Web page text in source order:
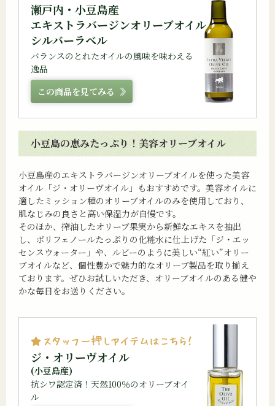
瀬戸内・小豆島産
エキストラバージンオリーブオイル
シルバーラベル
バランスのとれたオイルの風味を味わえる
逸品
この商品を見てみる
小豆島の恵みたっぷり！美容オリーブオイル
小豆島産のエキストラバージンオリーブオイルを使った美容
オイル「ジ・オリーヴオイル」もおすすめです。美容オイルに
適したミッション種のオリーブオイルのみを使用しており、
肌なじみの良さと高い保湿力が自慢です。
そのほか、搾油したオリーブ果実から新鮮なエキスを抽出
し、ポリフェノールたっぷりの化粧水に仕上げた「ジ・エッ
センスウォーター」や、ルビーのように美しい“紅い”オリー
ブオイルなど、個性豊かで魅力的なオリーブ製品を取り揃え
ております。ぜひお試しいただき、オリーブオイルのある健や
かな毎日をお送りください。
ジ・オリーヴオイル
(小豆島産)
抗シワ認定済！天然100％のオリーブオイ
ル